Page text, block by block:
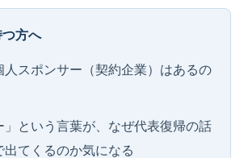
つ方へ
人スポンサー（契約企業）はあるの
」という言葉が、なぜ代表復帰の話
出てくるのか気になる